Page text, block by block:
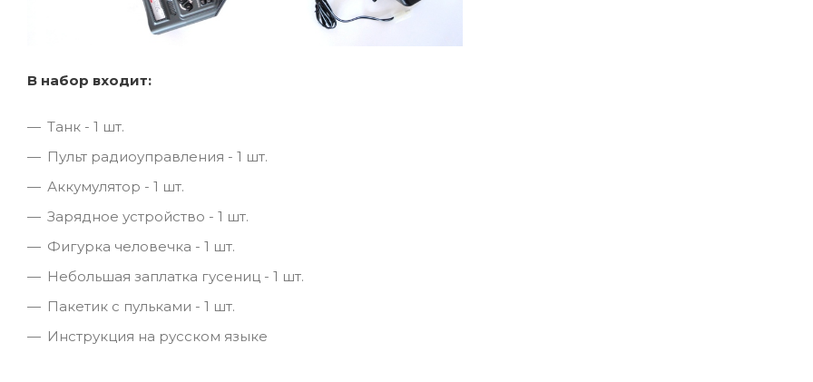
В набор входит:
Танк - 1 шт.
Пульт радиоуправления - 1 шт.
Аккумулятор - 1 шт.
Зарядное устройство - 1 шт.
Фигурка человечка - 1 шт.
Небольшая заплатка гусениц - 1 шт.
Пакетик с пульками - 1 шт.
Инструкция на русском языке